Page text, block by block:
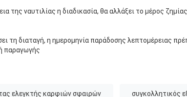
της ναυτιλίας η διαδικασία, θα αλλάξει το μέρος
τη διαταγή, η ημερομηνία παράδοσης λεπτομέρειας
παραγωγής
ελεγκτής καρφιών σφαιρών συγκολλητικός